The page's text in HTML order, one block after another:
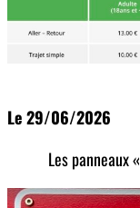
Le 29/06/2026
Les panneaux «